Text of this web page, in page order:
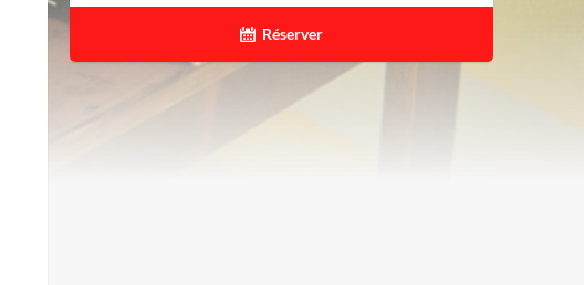
Réserver